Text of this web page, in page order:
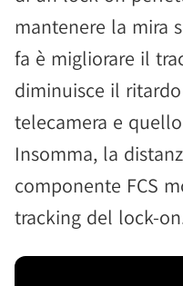
mantenere la mira
fa è migliorare il
diminuisce il
telecamera e
Insomma, la
componente FCS
tracking del lock-